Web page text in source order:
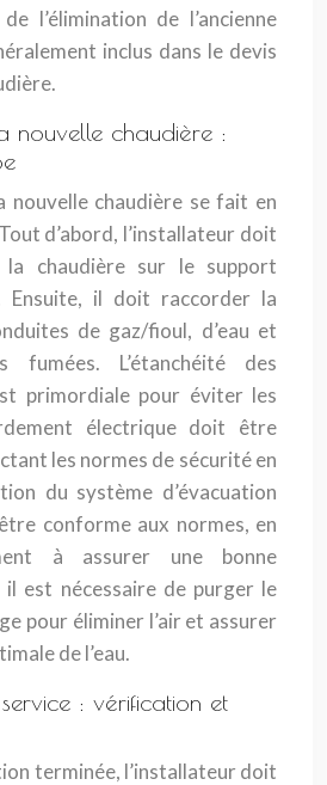
l’élimination de l’ancienne
inclus dans le devis
nouvelle chaudière :
nouvelle chaudière se fait en
d’abord, l’installateur doit
chaudière sur le support
Ensuite, il doit raccorder la
de gaz/fioul, d’eau et
fumées. L’étanchéité des
primordiale pour éviter les
électrique doit être
les normes de sécurité en
du système d’évacuation
conforme aux normes, en
à assurer une bonne
il est nécessaire de purger le
pour éliminer l’air et assurer
de l’eau.
service : vérification et
terminée, l’installateur doit